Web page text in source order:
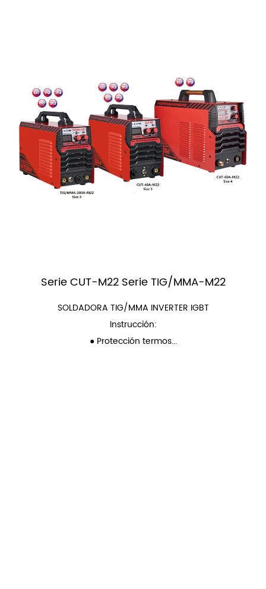
Serie CUT-M22 Serie TIG/MMA-M22
SOLDADORA TIG/MMA INVERTER IGBT
Instrucción:
● Protección termos...